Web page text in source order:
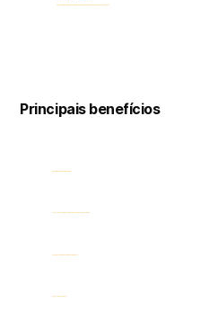
Suporte multilíngue
Principais benefícios